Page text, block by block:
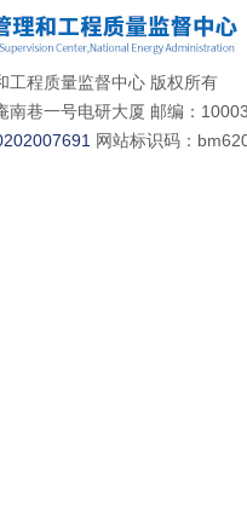
工程质量监督中心 版权所有
南巷一号电研大厦 邮编：
网站标识码：